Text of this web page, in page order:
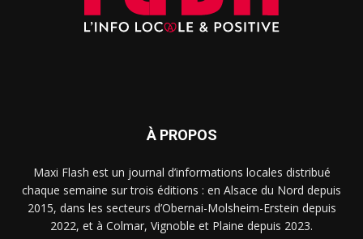
À PROPOS
Maxi Flash est un journal d’informations locales distribué
chaque semaine sur trois éditions : en Alsace du Nord depuis
2015, dans les secteurs d’Obernai-Molsheim-Erstein depuis
2022, et à Colmar, Vignoble et Plaine depuis 2023.